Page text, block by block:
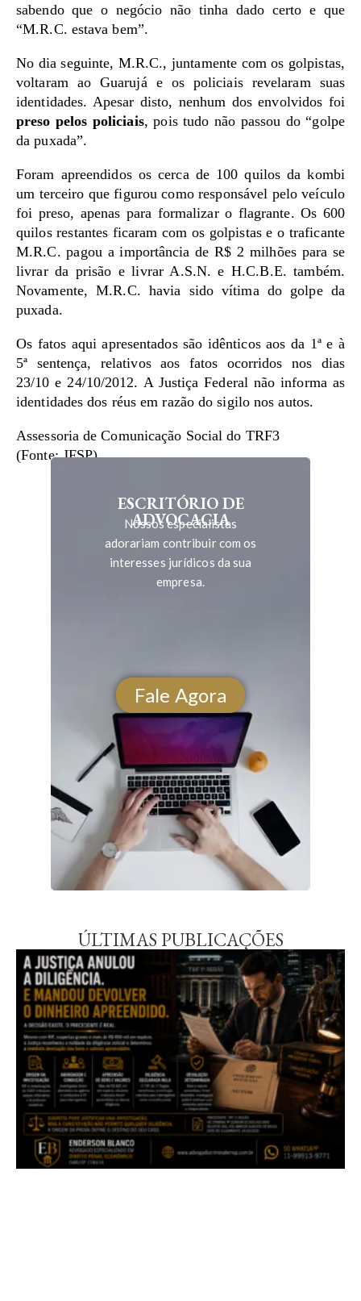
sabendo que o negócio não tinha dado certo e que
“M.R.C. estava bem”.
No dia seguinte, M.R.C., juntamente com os golpistas,
voltaram ao Guarujá e os policiais revelaram suas
identidades. Apesar disto, nenhum dos envolvidos foi
preso pelos policiais, pois tudo não passou do “golpe
da puxada”.
Foram apreendidos os cerca de 100 quilos da kombi
um terceiro que figurou como responsável pelo veículo
foi preso, apenas para formalizar o flagrante. Os 600
quilos restantes ficaram com os golpistas e o traficante
M.R.C. pagou a importância de R$ 2 milhões para se
livrar da prisão e livrar A.S.N. e H.C.B.E. também.
Novamente, M.R.C. havia sido vítima do golpe da
puxada.
Os fatos aqui apresentados são idênticos aos da 1ª e à
5ª sentença, relativos aos fatos ocorridos nos dias
23/10 e 24/10/2012. A Justiça Federal não informa as
identidades dos réus em razão do sigilo nos autos.
Assessoria de Comunicação Social do TRF3
(Fonte: JFSP)
ESCRITÓRIO DE
ADVOCACIA
Nossos especialistas
adorariam contribuir com os
interesses jurídicos da sua
empresa.
ÚLTIMAS PUBLICAÇÕES
Fale Agora